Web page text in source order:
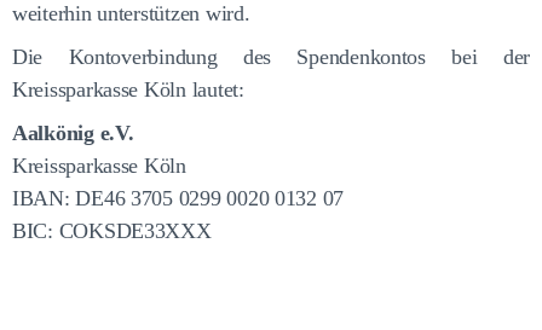
weiterhin unterstützen wird.
Die Kontoverbindung des Spendenkontos bei der
Kreissparkasse Köln lautet:
Aalkönig e.V.
Kreissparkasse Köln
IBAN: DE46 3705 0299 0020 0132 07
BIC: COKSDE33XXX